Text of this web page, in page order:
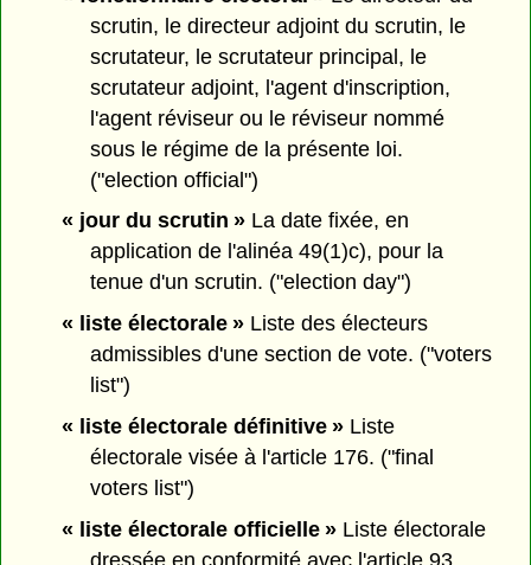
scrutin, le directeur adjoint du scrutin, le
scrutateur, le scrutateur principal, le
scrutateur adjoint, l'agent d'inscription,
l'agent réviseur ou le réviseur nommé
sous le régime de la présente loi.
("election official")
« jour du scrutin »La date fixée, en
application de l'alinéa 49(1)c), pour la
tenue d'un scrutin. ("election day")
« liste électorale »Liste des électeurs
admissibles d'une section de vote. ("voters
list")
« liste électorale définitive »Liste
électorale visée à l'article 176. ("final
voters list")
« liste électorale officielle »Liste électorale
dressée en conformité avec l'article 93.